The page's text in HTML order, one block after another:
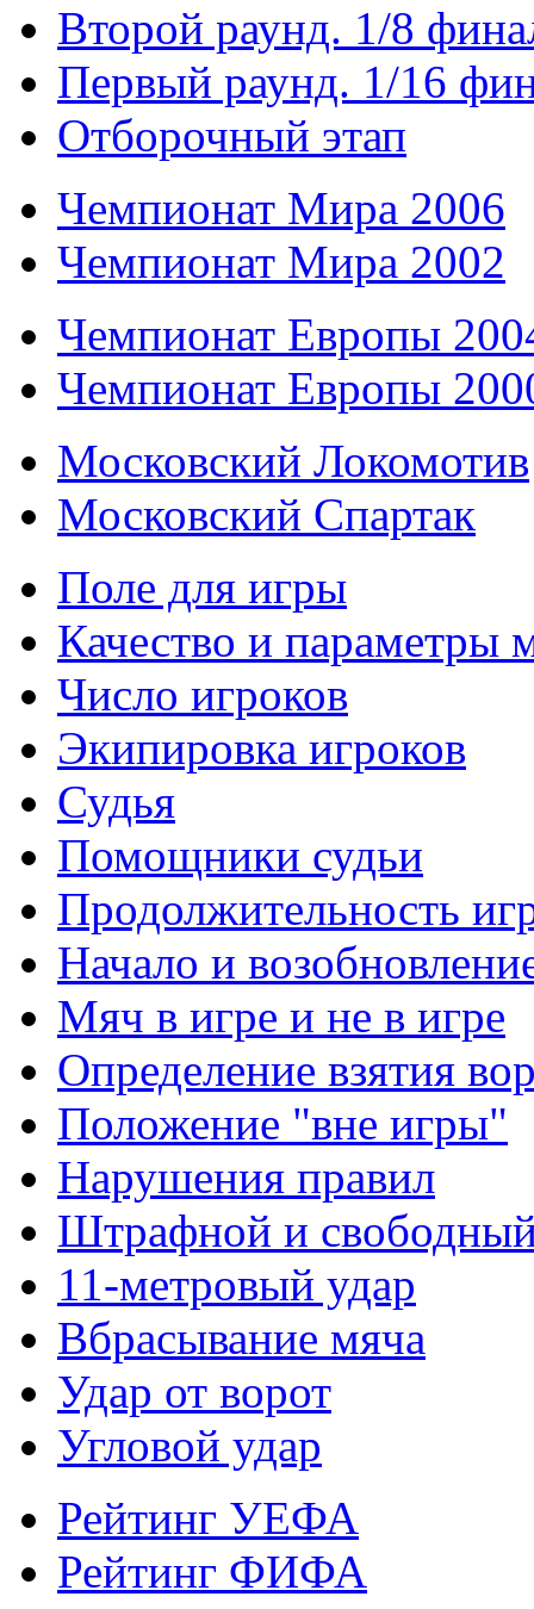
Второй раунд. 1/8
Первый раунд. 1/16
Отборочный этап
Чемпионат Мира 2006
Чемпионат Мира 2002
Чемпионат Европы
Чемпионат Европы
Московский Локомотив
Московский Спартак
Поле для игры
Качество и параметры
Число игроков
Экипировка игроков
Судья
Помощники судьи
Продолжительность
Начало и
Мяч в игре и не в игре
Определение взятия
Положение "вне игры"
Нарушения правил
Штрафной и
11-метровый удар
Вбрасывание мяча
Удар от ворот
Угловой удар
Рейтинг УЕФА
Рейтинг ФИФА